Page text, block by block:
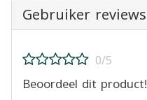
Gebruiker reviews
0/5
Beoordeel dit product!